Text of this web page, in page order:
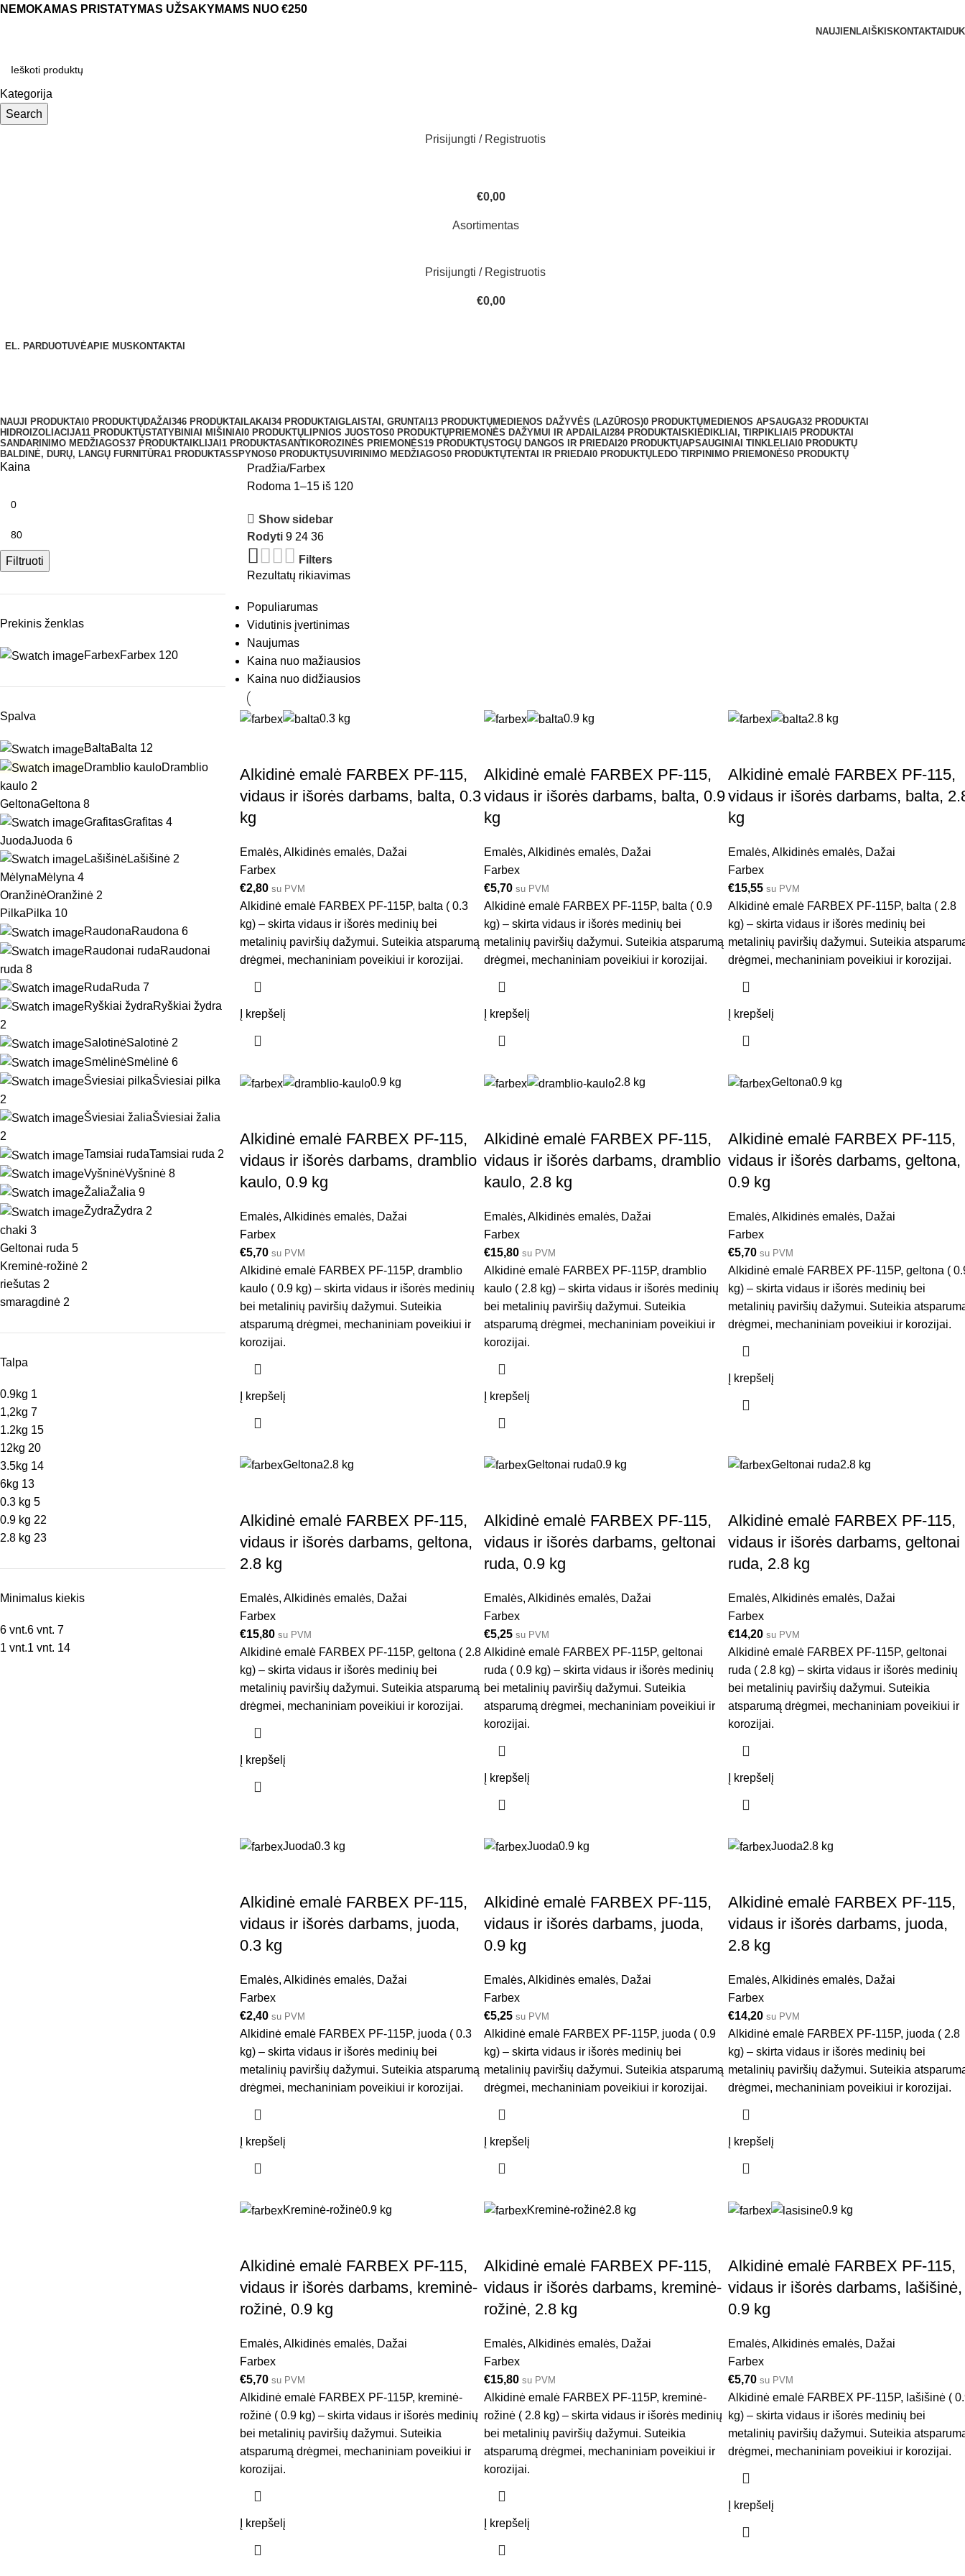
NEMOKAMAS PRISTATYMAS UŽSAKYMAMS NUO €250
NAUJIENLAIŠKISKONTAKTAIDUK
Kategorija
Search
Prisijungti / Registruotis
€0,00
Asortimentas
Prisijungti / Registruotis
€0,00
EL. PARDUOTUVĖAPIE MUS KONTAKTAI
NAUJI PRODUKTAI 0 PRODUKTŲDAŽAI 346 PRODUKTAI LAKAI 34 PRODUKTAI GLAISTAI, GRUNTAI 13 PRODUKTŲMEDIENOS DAŽYVĖS (LAZŪROS)0 PRODUKTŲMEDIENOS APSAUGA32 PRODUKTAI
HIDROIZOLIACIJA11 PRODUKTŲSTATYBINIAI MIŠINIAI 0 PRODUKTŲLIPNIOS JUOSTOS0 PRODUKTŲPRIEMONĖS DAŽYMUI IR APDAILAI 284 PRODUKTAI SKIEDIKLIAI, TIRPIKLIAI 5 PRODUKTAI
SANDARINIMO MEDŽIAGOS37 PRODUKTAI KLIJAI 1 PRODUKTASANTIKOROZINĖS PRIEMONĖS19 PRODUKTŲSTOGŲ DANGOS IR PRIEDAI 20 PRODUKTŲAPSAUGINIAI TINKLELIAI 0 PRODUKTŲ
BALDINĖ, DURŲ, LANGŲ FURNITŪRA1 PRODUKTASSPYNOS0 PRODUKTŲSUVIRINIMO MEDŽIAGOS0 PRODUKTŲTENTAI IR PRIEDAI 0 PRODUKTŲLEDO TIRPINIMO PRIEMONĖS0 PRODUKTŲ
Kaina
Filtruoti
Prekinis ženklas
FarbexFarbex 120
Spalva
BaltaBalta 12
Dramblio kauloDramblio
kaulo 2
GeltonaGeltona 8
GrafitasGrafitas 4
JuodaJuoda 6
LašišinėLašišinė 2
MėlynaMėlyna 4
OranžinėOranžinė 2
PilkaPilka 10
RaudonaRaudona 6
Raudonai rudaRaudonai
ruda 8
RudaRuda 7
Ryškiai žydraRyškiai žydra
2
SalotinėSalotinė 2
SmėlinėSmėlinė 6
Šviesiai pilkaŠviesiai pilka
2
Šviesiai žaliaŠviesiai žalia
2
Tamsiai rudaTamsiai ruda 2
VyšninėVyšninė 8
ŽaliaŽalia 9
ŽydraŽydra 2
chaki 3
Geltonai ruda 5
Kreminė-rožinė 2
riešutas 2
smaragdinė 2
Talpa
0.9kg 1
1,2kg 7
1.2kg 15
12kg 20
3.5kg 14
6kg 13
0.3 kg 5
0.9 kg 22
2.8 kg 23
Minimalus kiekis
6 vnt.6 vnt. 7
1 vnt.1 vnt. 14
Pradžia Farbex
Rodoma 1–15 iš 120
Show sidebar
Rodyti 9 24 36
Filters
Rezultatų rikiavimas
Populiarumas
Vidutinis įvertinimas
Naujumas
Kaina nuo mažiausios
Kaina nuo didžiausios
0.3 kg
Alkidinė emalė FARBEX PF-115,
vidaus ir išorės darbams, balta, 0.3
kg
Emalės, Alkidinės emalės, Dažai
Farbex
€2,80 su PVM
Alkidinė emalė FARBEX PF-115P, balta ( 0.3
kg) – skirta vidaus ir išorės medinių bei
metalinių paviršių dažymui. Suteikia atsparumą
drėgmei, mechaniniam poveikiui ir korozijai.
Į krepšelį
0.9 kg
Alkidinė emalė FARBEX PF-115,
vidaus ir išorės darbams, balta, 0.9
kg
Emalės, Alkidinės emalės, Dažai
Farbex
€5,70 su PVM
Alkidinė emalė FARBEX PF-115P, balta ( 0.9
kg) – skirta vidaus ir išorės medinių bei
metalinių paviršių dažymui. Suteikia atsparumą
drėgmei, mechaniniam poveikiui ir korozijai.
Į krepšelį
2.8 kg
Alkidinė emalė FARBEX PF-115,
vidaus ir išorės darbams, balta,
kg
Emalės, Alkidinės emalės, Dažai
Farbex
€15,55 su PVM
Alkidinė emalė FARBEX PF-115P, balta ( 2.8
kg) – skirta vidaus ir išorės medinių bei
metalinių paviršių dažymui. Suteikia
drėgmei, mechaniniam poveikiui ir korozijai.
Į krepšelį
0.9 kg
Alkidinė emalė FARBEX PF-115,
vidaus ir išorės darbams, dramblio
kaulo, 0.9 kg
Emalės, Alkidinės emalės, Dažai
Farbex
€5,70 su PVM
Alkidinė emalė FARBEX PF-115P, dramblio
kaulo ( 0.9 kg) – skirta vidaus ir išorės medinių
bei metalinių paviršių dažymui. Suteikia
atsparumą drėgmei, mechaniniam poveikiui ir
korozijai.
Į krepšelį
2.8 kg
Alkidinė emalė FARBEX PF-115,
vidaus ir išorės darbams, dramblio
kaulo, 2.8 kg
Emalės, Alkidinės emalės, Dažai
Farbex
€15,80 su PVM
Alkidinė emalė FARBEX PF-115P, dramblio
kaulo ( 2.8 kg) – skirta vidaus ir išorės medinių
bei metalinių paviršių dažymui. Suteikia
atsparumą drėgmei, mechaniniam poveikiui ir
korozijai.
Į krepšelį
Geltona0.9 kg
Alkidinė emalė FARBEX PF-115,
vidaus ir išorės darbams, geltona,
0.9 kg
Emalės, Alkidinės emalės, Dažai
Farbex
€5,70 su PVM
Alkidinė emalė FARBEX PF-115P, geltona (
kg) – skirta vidaus ir išorės medinių bei
metalinių paviršių dažymui. Suteikia
drėgmei, mechaniniam poveikiui ir korozijai.
Į krepšelį
Geltona2.8 kg
Alkidinė emalė FARBEX PF-115,
vidaus ir išorės darbams, geltona,
2.8 kg
Emalės, Alkidinės emalės, Dažai
Farbex
€15,80 su PVM
Alkidinė emalė FARBEX PF-115P, geltona ( 2.8
kg) – skirta vidaus ir išorės medinių bei
metalinių paviršių dažymui. Suteikia atsparumą
drėgmei, mechaniniam poveikiui ir korozijai.
Į krepšelį
Geltonai ruda0.9 kg
Alkidinė emalė FARBEX PF-115,
vidaus ir išorės darbams, geltonai
ruda, 0.9 kg
Emalės, Alkidinės emalės, Dažai
Farbex
€5,25 su PVM
Alkidinė emalė FARBEX PF-115P, geltonai
ruda ( 0.9 kg) – skirta vidaus ir išorės medinių
bei metalinių paviršių dažymui. Suteikia
atsparumą drėgmei, mechaniniam poveikiui ir
korozijai.
Į krepšelį
Geltonai ruda2.8 kg
Alkidinė emalė FARBEX PF-115,
vidaus ir išorės darbams, geltonai
ruda, 2.8 kg
Emalės, Alkidinės emalės, Dažai
Farbex
€14,20 su PVM
Alkidinė emalė FARBEX PF-115P, geltonai
ruda ( 2.8 kg) – skirta vidaus ir išorės medinių
bei metalinių paviršių dažymui. Suteikia
atsparumą drėgmei, mechaniniam poveikiui ir
korozijai.
Į krepšelį
Juoda0.3 kg
Alkidinė emalė FARBEX PF-115,
vidaus ir išorės darbams, juoda,
0.3 kg
Emalės, Alkidinės emalės, Dažai
Farbex
€2,40 su PVM
Alkidinė emalė FARBEX PF-115P, juoda ( 0.3
kg) – skirta vidaus ir išorės medinių bei
metalinių paviršių dažymui. Suteikia atsparumą
drėgmei, mechaniniam poveikiui ir korozijai.
Į krepšelį
Juoda0.9 kg
Alkidinė emalė FARBEX PF-115,
vidaus ir išorės darbams, juoda,
0.9 kg
Emalės, Alkidinės emalės, Dažai
Farbex
€5,25 su PVM
Alkidinė emalė FARBEX PF-115P, juoda ( 0.9
kg) – skirta vidaus ir išorės medinių bei
metalinių paviršių dažymui. Suteikia atsparumą
drėgmei, mechaniniam poveikiui ir korozijai.
Į krepšelį
Juoda2.8 kg
Alkidinė emalė FARBEX PF-115,
vidaus ir išorės darbams, juoda,
2.8 kg
Emalės, Alkidinės emalės, Dažai
Farbex
€14,20 su PVM
Alkidinė emalė FARBEX PF-115P, juoda ( 2.8
kg) – skirta vidaus ir išorės medinių bei
metalinių paviršių dažymui. Suteikia
drėgmei, mechaniniam poveikiui ir korozijai.
Į krepšelį
Kreminė-rožinė0.9 kg
Alkidinė emalė FARBEX PF-115,
vidaus ir išorės darbams, kreminė-
rožinė, 0.9 kg
Emalės, Alkidinės emalės, Dažai
Farbex
€5,70 su PVM
Alkidinė emalė FARBEX PF-115P, kreminė-
rožinė ( 0.9 kg) – skirta vidaus ir išorės medinių
bei metalinių paviršių dažymui. Suteikia
atsparumą drėgmei, mechaniniam poveikiui ir
korozijai.
Į krepšelį
Kreminė-rožinė2.8 kg
Alkidinė emalė FARBEX PF-115,
vidaus ir išorės darbams, kreminė-
rožinė, 2.8 kg
Emalės, Alkidinės emalės, Dažai
Farbex
€15,80 su PVM
Alkidinė emalė FARBEX PF-115P, kreminė-
rožinė ( 2.8 kg) – skirta vidaus ir išorės medinių
bei metalinių paviršių dažymui. Suteikia
atsparumą drėgmei, mechaniniam poveikiui ir
korozijai.
Į krepšelį
0.9 kg
Alkidinė emalė FARBEX PF-115,
vidaus ir išorės darbams, lašišinė,
0.9 kg
Emalės, Alkidinės emalės, Dažai
Farbex
€5,70 su PVM
Alkidinė emalė FARBEX PF-115P, lašišinė (
kg) – skirta vidaus ir išorės medinių bei
metalinių paviršių dažymui. Suteikia
drėgmei, mechaniniam poveikiui ir korozijai.
Į krepšelį